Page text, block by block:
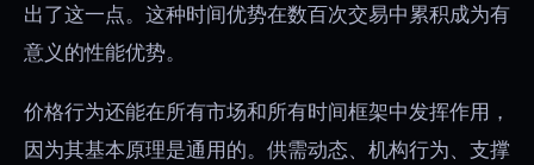
出了这一点。这种时间优势在数百次交易中累积成为有
意义的性能优势。
价格行为还能在所有市场和所有时间框架中发挥作用，
因为其基本原理是通用的。供需动态、机构行为、支撑